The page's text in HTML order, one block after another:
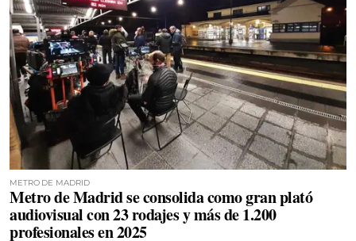
METRO DE MADRID
Metro de Madrid se consolida como gran plató
audiovisual con 23 rodajes y más de 1.200
profesionales en 2025